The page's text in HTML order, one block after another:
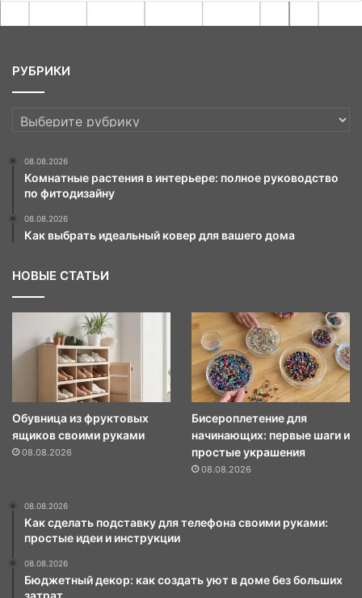
РУБРИКИ
РУБРИКИ
08.08.2026
Комнатные растения в интерьере: полное руководство
по фитодизайну
08.08.2026
Как выбрать идеальный ковер для вашего дома
НОВЫЕ СТАТЬИ
Обувница из фруктовых
ящиков своими руками
08.08.2026
Бисероплетение для
начинающих: первые шаги и
простые украшения
08.08.2026
08.08.2026
Как сделать подставку для телефона своими руками:
простые идеи и инструкции
08.08.2026
Бюджетный декор: как создать уют в доме без больших
затрат